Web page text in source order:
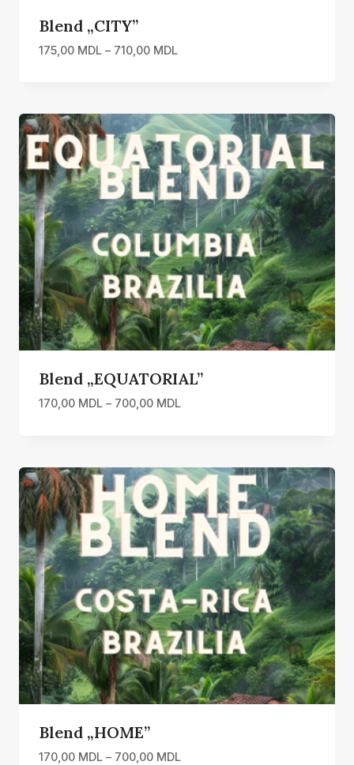
Blend „CITY”
175,00 MDL – 710,00 MDLInterval
până
la
710,00 MDL
Blend „EQUATORIAL”
170,00 MDL – 700,00 MDLInterval
până
la
700,00 MDL
Blend „HOME”
170,00 MDL – 700,00 MDLInterval